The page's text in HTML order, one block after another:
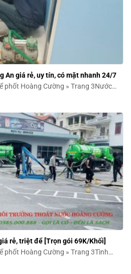
An giá rẻ, uy tín, có mặt nhanh 24/7
phốt Hoàng Cường » Trang 3Nước
rẻ, triệt để [Trọn gói 69K/Khối]
phốt Hoàng Cường » Trang 3Tình